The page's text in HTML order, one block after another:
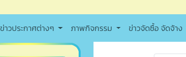
ข่าวประกาศต่างๆ ภาพกิจกรรม ข่าวจัดซื้อ จัดจ้าง